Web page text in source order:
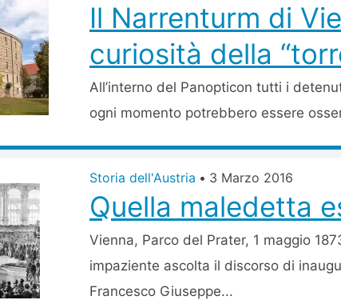
Il Narrenturm di
curiosità della
All’interno del Panopticon tutti i
ogni momento potrebbero essere
Storia dell'Austria • 3 Marzo 2016
Quella maledetta
Vienna, Parco del Prater, 1 maggio
impaziente ascolta il discorso di
Francesco Giuseppe...